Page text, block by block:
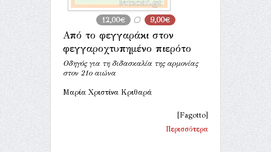
12,00€ 9,00€
Από το φεγγαράκι στον
φεγγαροχτυπημένο πιερότο
Οδηγός για τη διδασκαλία της αρμονίας
στον 21ο αιώνα
Μαρία Χριστίνα Κριθαρά
[Fagotto]
Περισσότερα